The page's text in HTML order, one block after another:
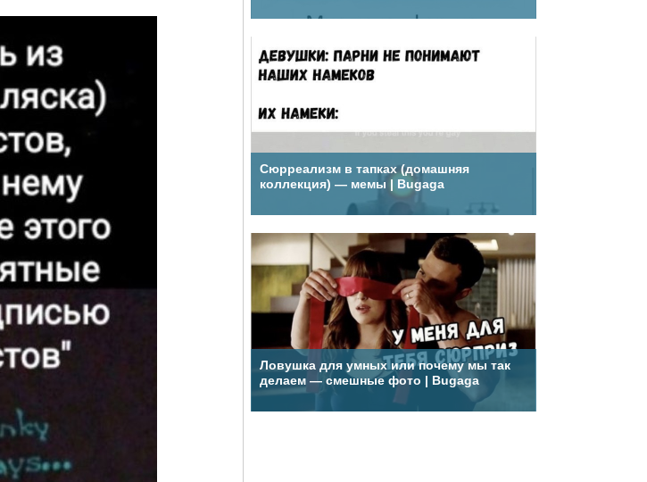
Сюрреализм в тапках (домашняя
коллекция) — мемы | Bugaga
Ловушка для умных или почему мы так
делаем — смешные фото | Bugaga